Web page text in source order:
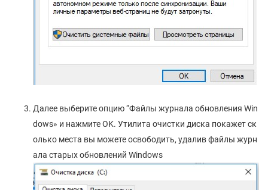
Далее выберите опцию “Файлы журнала обновления Win
dows» и нажмите ОK. Утилита очистки диска покажет ск
олько места вы можете освободить, удалив файлы журн
ала старых обновлений Windows